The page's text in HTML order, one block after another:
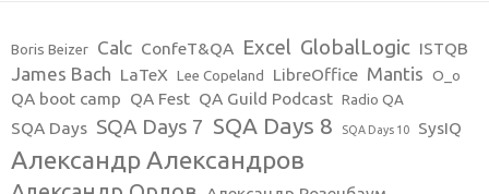
Boris Beizer Calc ConfeT&QA Excel GlobalLogic ISTQB
James Bach LaTeX Lee Copeland LibreOffice Mantis O_o
QA boot camp QA Fest QA Guild Podcast Radio QA
SQA Days SQA Days 7 SQA Days 8 SQA Days 10 SysIQ
Александр Александров